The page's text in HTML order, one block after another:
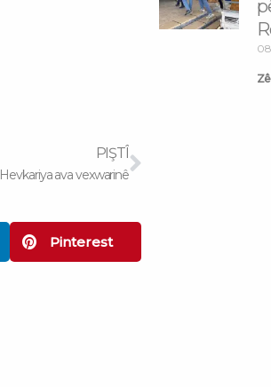
PIŞTÎ
Hevkariya ava vexwarinê
Next
Pinterest